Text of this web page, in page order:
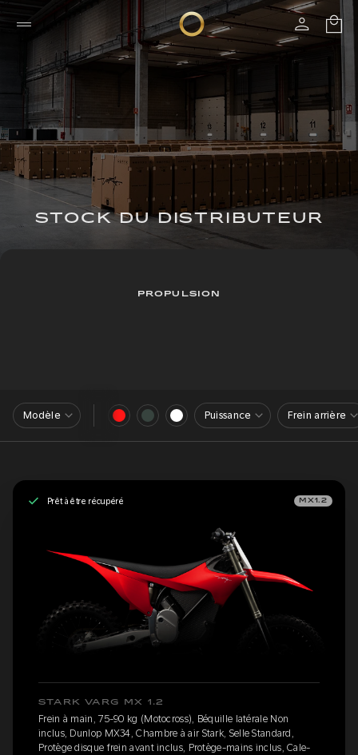
STOCK DU DISTRIBUTEUR
PROPULSION
Modèle Puissance Frein arrière
Prêt à être récupéré MX1.2
STARK VARG MX 1.2
Frein à main, 75-90 kg (Motocross), Béquille latérale Non
inclus, Dunlop MX34, Chambre à air Stark, Selle Standard,
Protège disque frein avant inclus, Protège-mains inclus, Cale-